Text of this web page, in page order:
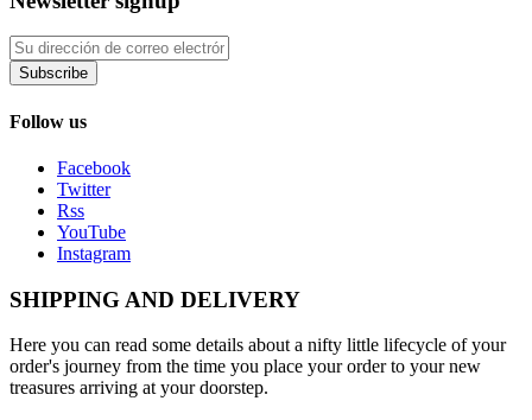
Subscribe
Follow us
Facebook
Twitter
Rss
YouTube
Instagram
SHIPPING AND DELIVERY
Here you can read some details about a nifty little lifecycle of your
order's journey from the time you place your order to your new
treasures arriving at your doorstep.